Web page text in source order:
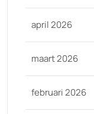
april 2026
maart 2026
februari 2026